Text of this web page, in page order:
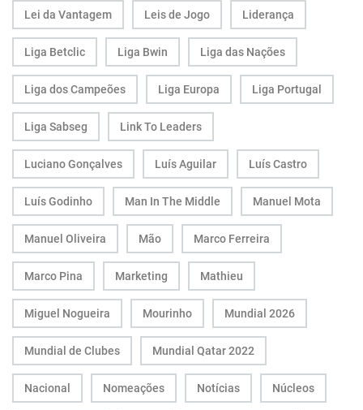
Lei da Vantagem Leis de Jogo Liderança
Liga Betclic Liga Bwin Liga das Nações
Liga dos Campeões Liga Europa Liga Portugal
Liga Sabseg Link To Leaders
Luciano Gonçalves Luís Aguilar Luís Castro
Luís Godinho Man In The Middle Manuel Mota
Manuel Oliveira Mão Marco Ferreira
Marco Pina Marketing Mathieu
Miguel Nogueira Mourinho Mundial 2026
Mundial de Clubes Mundial Qatar 2022
Nacional Nomeações Notícias Núcleos